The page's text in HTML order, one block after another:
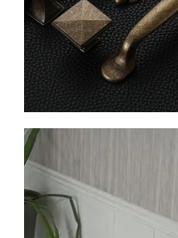
tugevus
kaunistatud
mööbel